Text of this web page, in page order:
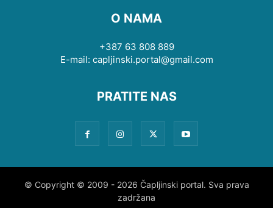
O NAMA
+387 63 808 889
E-mail: capljinski.portal@gmail.com
PRATITE NAS
© Copyright © 2009 - 2026 Čapljinski portal. Sva prava
zadržana